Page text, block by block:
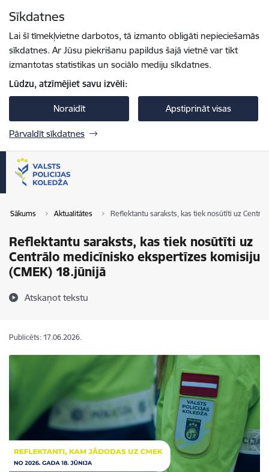
Sīkdatnes
Lai šī tīmekļvietne darbotos, tā izmanto obligāti nepieciešamās
sīkdatnes. Ar Jūsu piekrišanu papildus šajā vietnē var tikt
izmantotas statistikas un sociālo mediju sīkdatnes.
Lūdzu, atzīmējiet savu izvēli:
Noraidīt Apstiprināt visas
Pārvaldīt sīkdatnes
Sākums Aktualitātes Reflektantu saraksts, kas tiek nosūtīti uz
Reflektantu saraksts, kas tiek nosūtīti uz
Centrālo medicīnisko ekspertīzes komisiju
(CMEK) 18.jūnijā
Atskaņot tekstu
Publicēts: 17.06.2026.